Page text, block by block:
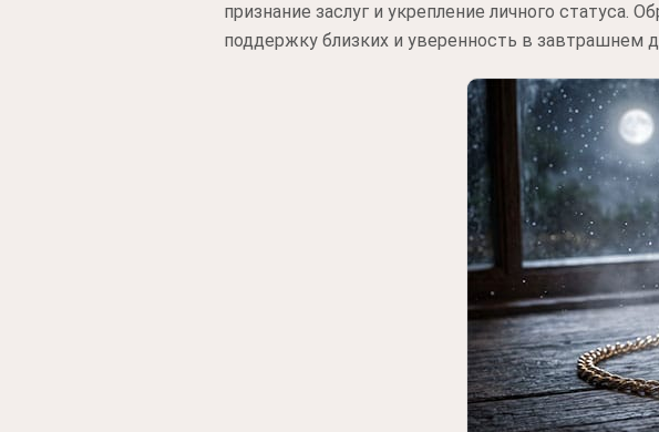
признание заслуг и укрепление личного статуса.
поддержку близких и уверенность в завтрашнем